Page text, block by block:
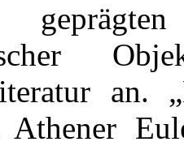
an.
Athener